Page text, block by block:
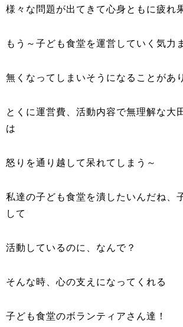
様々な問題が出てきて心身ともに疲れ
もう～子ども食堂を運営していく気力
無くなってしまいそうになることがあ
とくに運営費、活動内容で無理解な大
は
怒りを通り越して呆れてしまう～
私達の子ども食堂を潰したいんだね、
して
活動しているのに、なんで？
そんな時、心の支えになってくれる
子ども食堂のボランティアさん達！